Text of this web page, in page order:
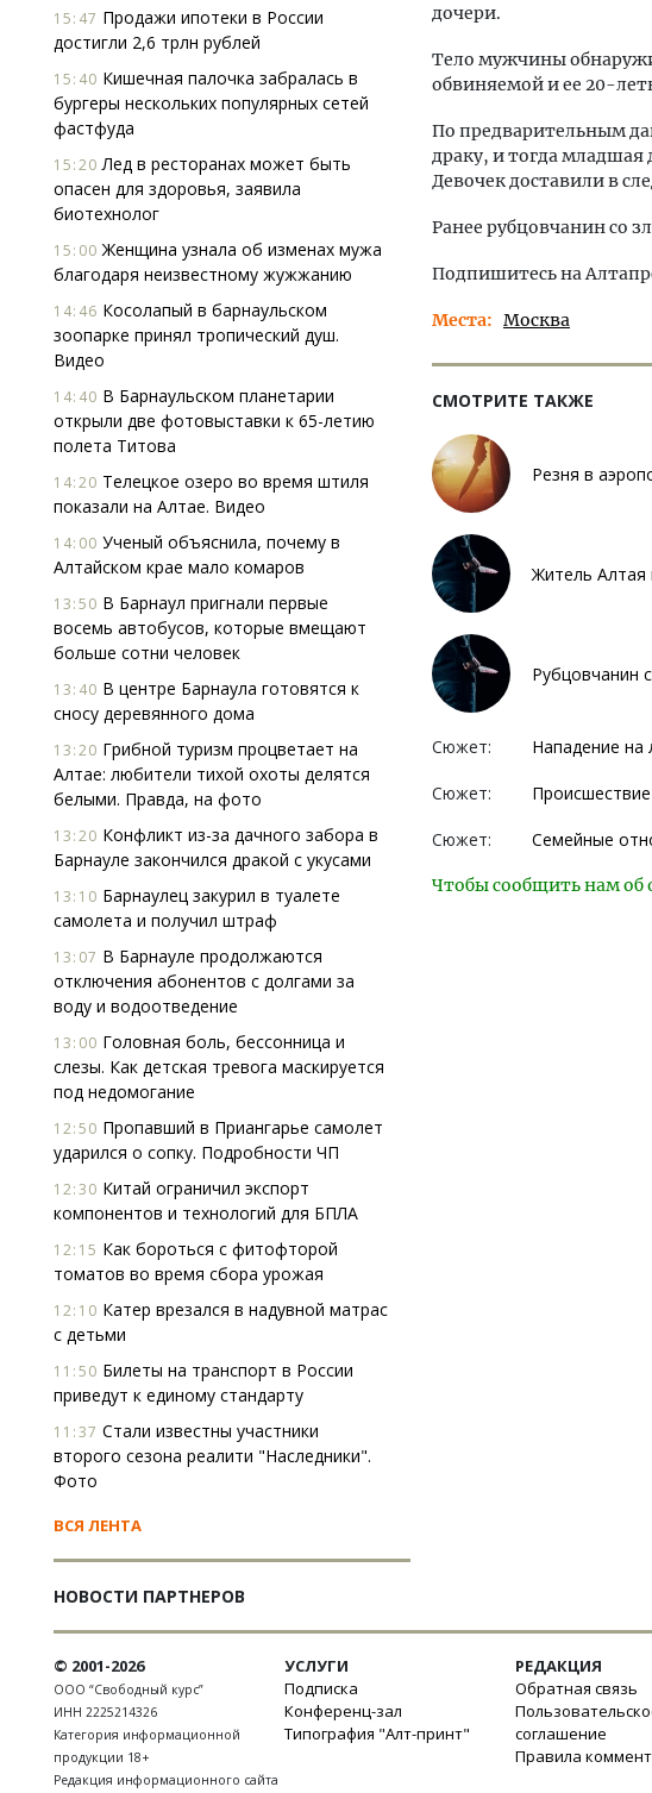
15:47 Продажи ипотеки в России
достигли 2,6 трлн рублей
15:40 Кишечная палочка забралась в
бургеры нескольких популярных сетей
фастфуда
15:20 Лед в ресторанах может быть
опасен для здоровья, заявила
биотехнолог
15:00 Женщина узнала об изменах мужа
благодаря неизвестному жужжанию
14:46 Косолапый в барнаульском
зоопарке принял тропический душ.
Видео
14:40 В Барнаульском планетарии
открыли две фотовыставки к 65-летию
полета Титова
14:20 Телецкое озеро во время штиля
показали на Алтае. Видео
14:00 Ученый объяснила, почему в
Алтайском крае мало комаров
13:50 В Барнаул пригнали первые
восемь автобусов, которые вмещают
больше сотни человек
13:40 В центре Барнаула готовятся к
сносу деревянного дома
13:20 Грибной туризм процветает на
Алтае: любители тихой охоты делятся
белыми. Правда, на фото
13:20 Конфликт из-за дачного забора в
Барнауле закончился дракой с укусами
13:10 Барнаулец закурил в туалете
самолета и получил штраф
13:07 В Барнауле продолжаются
отключения абонентов с долгами за
воду и водоотведение
13:00 Головная боль, бессонница и
слезы. Как детская тревога маскируется
под недомогание
12:50 Пропавший в Приангарье самолет
ударился о сопку. Подробности ЧП
12:30 Китай ограничил экспорт
компонентов и технологий для БПЛА
12:15 Как бороться с фитофторой
томатов во время сбора урожая
12:10 Катер врезался в надувной матрас
с детьми
11:50 Билеты на транспорт в России
приведут к единому стандарту
11:37 Стали известны участники
второго сезона реалити "Наследники".
Фото
ВСЯ ЛЕНТА
НОВОСТИ ПАРТНЕРОВ
дочери.
Тело мужчины
обвиняемой и ее 20-
По предварительным
драку, и тогда младшая
Девочек доставили в
Ранее рубцовчанин со
Подпишитесь на
Места Москва
СМОТРИТЕ ТАКЖЕ
Резня в
Житель Алтая
Рубцовчанин
Сюжет: Нападение на
Сюжет: Происшествие
Сюжет: Семейные
Чтобы сообщить нам
© 2001-2026
ООО “Свободный курс”
ИНН 2225214326
Категория информационной
продукции 18+
Редакция информационного сайта
УСЛУГИ
Подписка
Конференц-зал
Типография "Алт-принт"
РЕДАКЦИЯ
Обратная связь
соглашение
Правила